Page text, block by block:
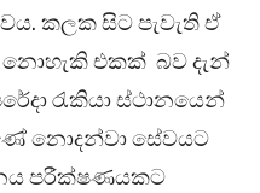
කලක සිට පැවැති ඒ
එකක් බව දැන්
රැකියා ස්ථානයෙන්
නොදන්වා සේවයට
පරීක්ෂණයකට